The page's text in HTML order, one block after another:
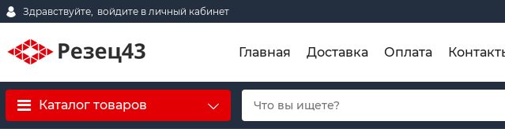
Здравствуйте, войдите в личный кабинет
Главная Доставка Оплата
Каталог товаров